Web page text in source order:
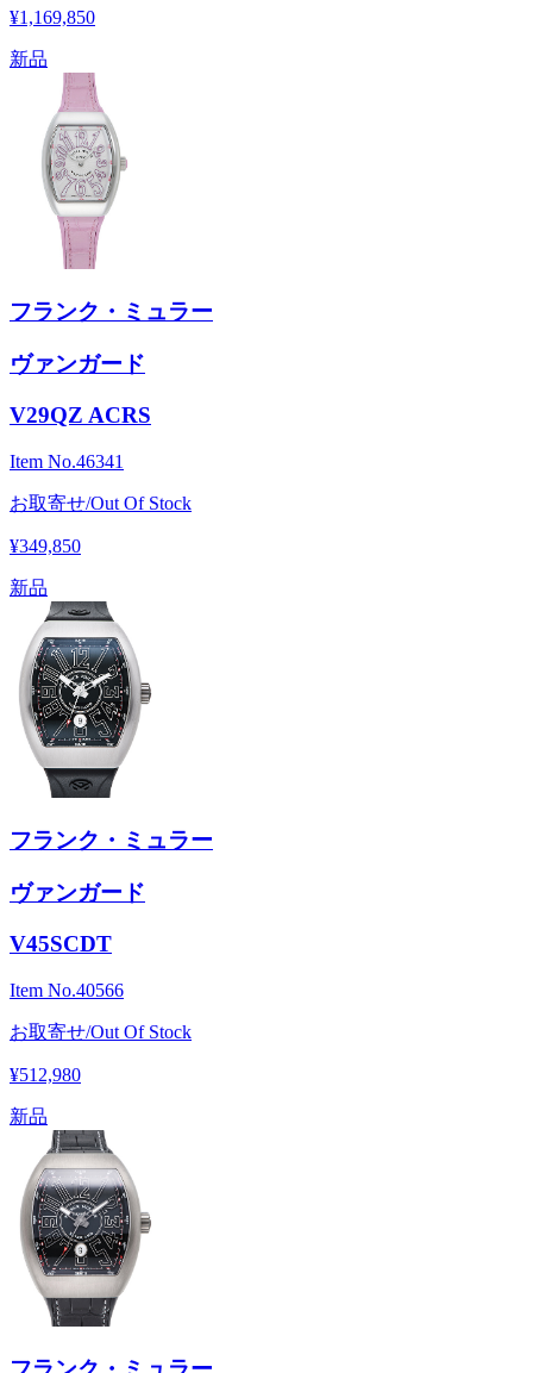
¥1,169,850
新品
フランク・ミュラー
ヴァンガード
V29QZ ACRS
Item No.46341
お取寄せ/Out Of Stock
¥349,850
新品
フランク・ミュラー
ヴァンガード
V45SCDT
Item No.40566
お取寄せ/Out Of Stock
¥512,980
新品